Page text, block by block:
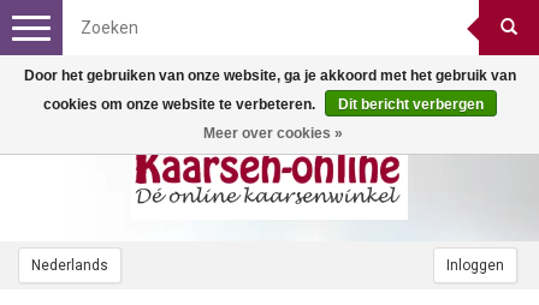
Nederlands Inloggen
Toggle
navigation
Door het gebruiken van onze website, ga je akkoord met het gebruik van
cookies om onze website te verbeteren.
Dit bericht verbergen
Meer over cookies »